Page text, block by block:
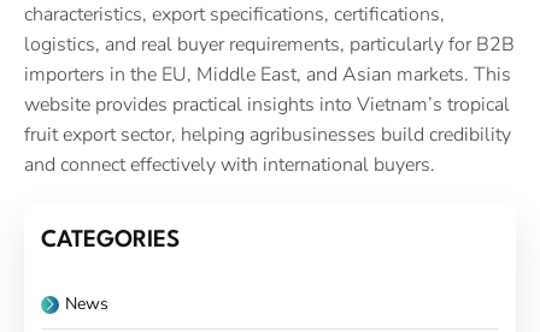
characteristics, export specifications, certifications,
logistics, and real buyer requirements, particularly for B2B
importers in the EU, Middle East, and Asian markets. This
website provides practical insights into Vietnam’s tropical
fruit export sector, helping agribusinesses build credibility
and connect effectively with international buyers.
CATEGORIES
News